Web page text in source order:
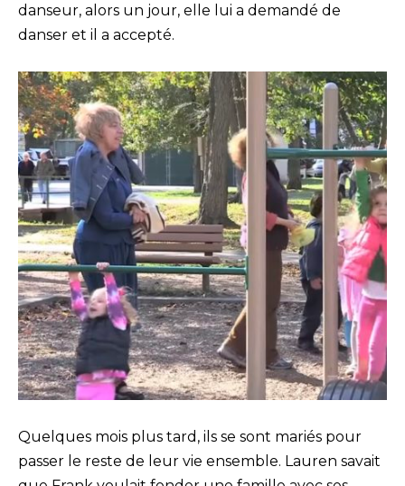
danseur, alors un jour, elle lui a demandé de
danser et il a accepté.
Quelques mois plus tard, ils se sont mariés pour
passer le reste de leur vie ensemble. Lauren savait